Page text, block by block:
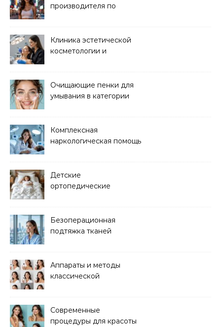
производителя по
Клиника эстетической
косметологии и
Очищающие пенки для
умывания в категории
Комплексная
наркологическая помощь
Детские
ортопедические
Безоперационная
подтяжка тканей
Аппараты и методы
классической
Современные
процедуры для красоты